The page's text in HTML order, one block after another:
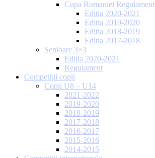
Cupa Romaniei Regulament
Editia 2020-2021
Editia 2019-2020
Editia 2018-2019
Editia 2017-2018
Senioare 3×3
Ediția 2020-2021
Regulament
Competiții copii
Copii U8 – U14
2021-2022
2019-2020
2018-2019
2017-2018
2016-2017
2015-2016
2014-2015